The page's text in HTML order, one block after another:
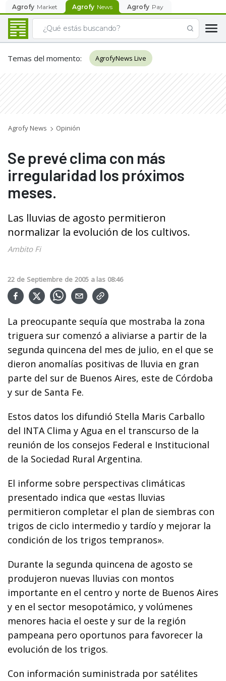
Agrofy Market Agrofy News Agrofy Pay
Temas del momento: AgrofyNews Live
Agrofy News Opinión
Se prevé clima con más
irregularidad los próximos
meses.
Las lluvias de agosto permitieron
normalizar la evolución de los cultivos.
Ambito Fi
22 de Septiembre de 2005 a las 08:46
La preocupante sequía que mostraba la zona
triguera sur comenzó a aliviarse a partir de la
segunda quincena del mes de julio, en el que se
dieron anomalías positivas de lluvia en gran
parte del sur de Buenos Aires, este de Córdoba
y sur de Santa Fe.
Estos datos los difundió Stella Maris Carballo
del INTA Clima y Agua en el transcurso de la
reunión de los consejos Federal e Institucional
de la Sociedad Rural Argentina.
El informe sobre perspectivas climáticas
presentado indica que «estas lluvias
permitieron completar el plan de siembras con
trigos de ciclo intermedio y tardío y mejorar la
condición de los trigos tempranos».
Durante la segunda quincena de agosto se
produjeron nuevas lluvias con montos
importante en el centro y norte de Buenos Aires
y en el sector mesopotámico, y volúmenes
menores hacia el oeste y sur de la región
pampeana pero oportunos para favorecer la
evolución de los trigos.
Con información suministrada por satélites